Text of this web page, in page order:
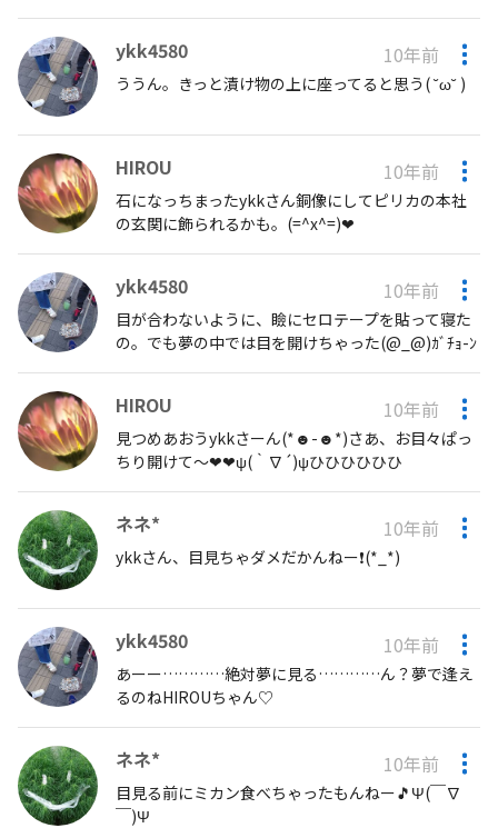
ykk4580 10年前
ううん。きっと漬け物の上に座ってると思う( ˘ω˘ )
HIROU 10年前
石になっちまったykkさん銅像にしてピリカの本社
の玄関に飾られるかも。(=^x^=)❤︎
ykk4580 10年前
目が合わないように、瞼にセロテープを貼って寝た
の。でも夢の中では目を開けちゃった(@_@)ｶﾞﾁｮ-ﾝ
HIROU 10年前
見つめあおうykkさーん(*☻-☻*)さあ、お目々ぱっ
ちり開けて〜❤︎❤︎ψ(｀∇´)ψひひひひひひ
ネネ* 10年前
ykkさん、目見ちゃダメだかんねー❗(*_*)
ykk4580 10年前
あーー…………絶対夢に見る…………ん？夢で逢え
るのねHIROUちゃん♡
ネネ* 10年前
目見る前にミカン食べちゃったもんねー🎵Ψ(￣∇
￣)Ψ